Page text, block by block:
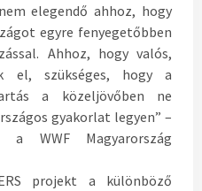
elegendő ahhoz, hogy
egyre fenyegetőbben
Ahhoz, hogy valós,
el, szükséges, hogy a
a közeljövőben ne
gyakorlat legyen” –
WWF Magyarország
projekt a különböző